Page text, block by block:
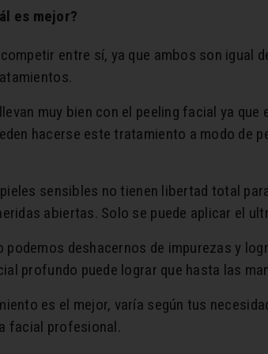
es mejor?
entre sí, ya que ambos son igual
muy bien con el peeling facial ya
hacerse este tratamiento a modo de
sensibles no tienen libertad total
abiertas. Solo se puede aplicar el
deshacernos de impurezas y
profundo puede lograr que hasta las
es el mejor, varía según tus
facial profesional.